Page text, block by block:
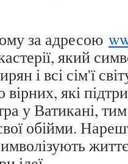
за адресою
який
і всі сім'ї
вірних, які
у Ватикані,
обійми.